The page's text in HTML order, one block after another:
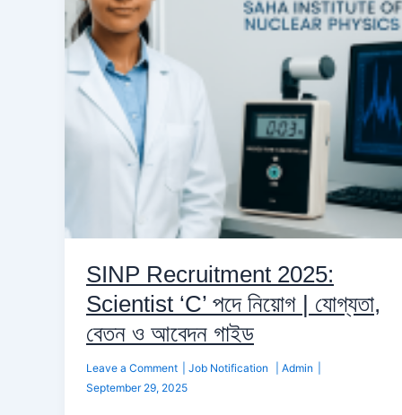
SINP Recruitment 2025:
Scientist ‘C’ পদে নিয়োগ | যোগ্যতা,
বেতন ও আবেদন গাইড
Leave a Comment Job Notification Admin
September 29, 2025
পদে
নিয়োগ
|
যোগ্যতা,
বেতন